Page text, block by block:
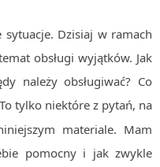
Dzisiaj w ramach
obsługi wyjątków. Jak
należy obsługiwać? Co
tylko niektóre z pytań, na
materiale. Mam
pomocny i jak zwykle